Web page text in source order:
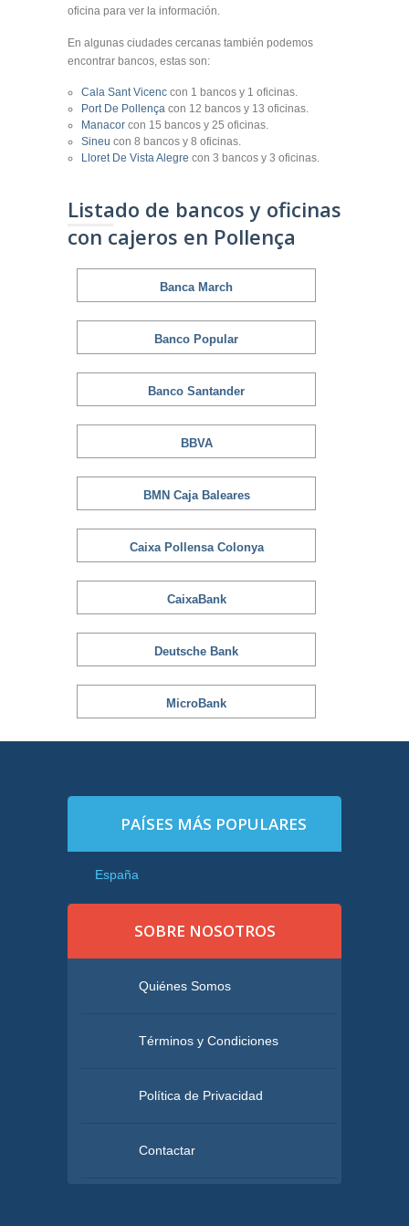
oficina para ver la información.
En algunas ciudades cercanas también podemos
encontrar bancos, estas son:
Cala Sant Vicenc con 1 bancos y 1 oficinas.
Port De Pollença con 12 bancos y 13 oficinas.
Manacor con 15 bancos y 25 oficinas.
Sineu con 8 bancos y 8 oficinas.
Lloret De Vista Alegre con 3 bancos y 3 oficinas.
Listado de bancos y oficinas
con cajeros en Pollença
Banca March
Banco Popular
Banco Santander
BBVA
BMN Caja Baleares
Caixa Pollensa Colonya
CaixaBank
Deutsche Bank
MicroBank
PAÍSES MÁS POPULARES
España
SOBRE NOSOTROS
Quiénes Somos
Términos y Condiciones
Política de Privacidad
Contactar